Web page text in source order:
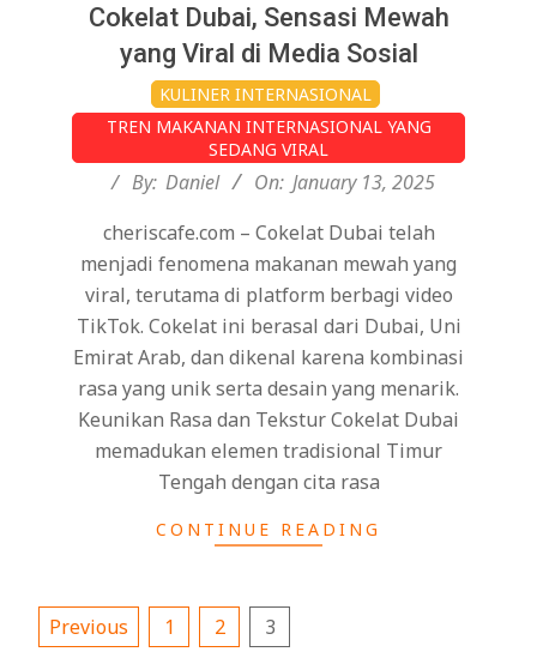
Cokelat Dubai, Sensasi Mewah
yang Viral di Media Sosial
01-
KULINER INTERNASIONAL
TREN MAKANAN INTERNASIONAL YANG
SEDANG VIRAL
By: Daniel On: January 13, 2025
cheriscafe.com – Cokelat Dubai telah
menjadi fenomena makanan mewah yang
viral, terutama di platform berbagi video
TikTok. Cokelat ini berasal dari Dubai, Uni
Emirat Arab, dan dikenal karena kombinasi
rasa yang unik serta desain yang menarik.
Keunikan Rasa dan Tekstur Cokelat Dubai
memadukan elemen tradisional Timur
Tengah dengan cita rasa
CONTINUE READING
Posts
Previous 1 2 3